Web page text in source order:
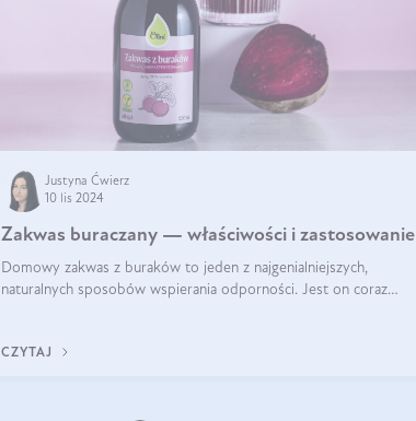
Justyna Ćwierz
10 lis 2024
Zakwas buraczany — właściwości i zastosowanie
Domowy zakwas z buraków to jeden z najgenialniejszych,
naturalnych sposobów wspierania odporności. Jest on coraz
CZYTAJ